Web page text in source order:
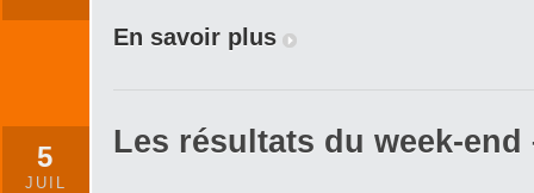
En savoir plus
5
JUIL
Les résultats du week-end